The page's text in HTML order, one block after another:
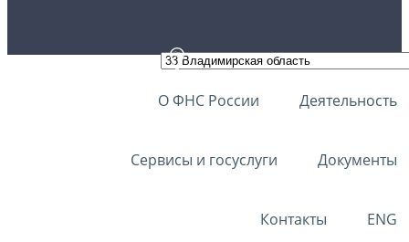
О ФНС России Деятельность
Сервисы и госуслуги Документы
Контакты ENG